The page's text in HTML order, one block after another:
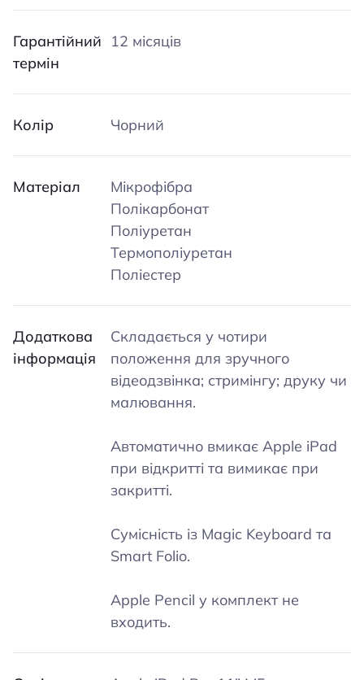
Гарантійний
термін
12 місяців
Колір Чорний
Матеріал
Мікрофібра
Полікарбонат
Поліуретан
Термополіуретан
Поліестер
Додаткова
інформація
Складається у чотири
положення для зручного
відеодзвінка; стримінгу; друку чи
малювання.
Автоматично вмикає Apple iPad
при відкритті та вимикає при
закритті.
Сумісність із Magic Keyboard та
Smart Folio.
Apple Pencil у комплект не
входить.